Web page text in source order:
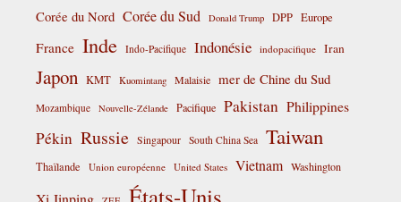
Corée du Nord Corée du Sud Donald Trump DPP Europe
France Inde Indo-Pacifique Indonésie indopacifique Iran
Japon KMT Kuomintang Malaisie mer de Chine du Sud
Mozambique Nouvelle-Zélande Pacifique Pakistan Philippines
Pékin Russie Singapour South China Sea Taiwan
Thaïlande Union européenne United States Vietnam Washington
États-Unis